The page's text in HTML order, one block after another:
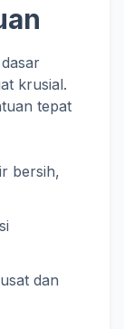
krusial.
tepat
bersih,
dan